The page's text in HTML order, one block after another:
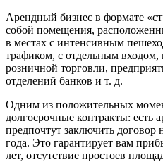
Арендный бизнес в формате
собой помещения,
в местах с интенсивным
трафиком, с отдельным
розничной торговли,
отделений банков и т. д.
Одним из положительных
долгосрочные контракты: есть
предпочтут заключить
года. Это гарантирует вам
лет, отсутствие простоев